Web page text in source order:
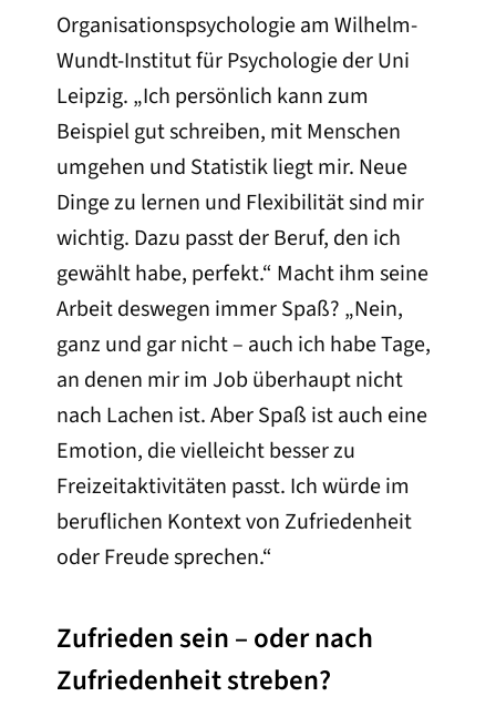
Organisationspsychologie am Wilhelm-
Wundt-Institut für Psychologie der Uni
Leipzig. „Ich persönlich kann zum
Beispiel gut schreiben, mit Menschen
umgehen und Statistik liegt mir. Neue
Dinge zu lernen und Flexibilität sind mir
wichtig. Dazu passt der Beruf, den ich
gewählt habe, perfekt.“ Macht ihm seine
Arbeit deswegen immer Spaß? „Nein,
ganz und gar nicht – auch ich habe Tage,
an denen mir im Job überhaupt nicht
nach Lachen ist. Aber Spaß ist auch eine
Emotion, die vielleicht besser zu
Freizeitaktivitäten passt. Ich würde im
beruflichen Kontext von Zufriedenheit
oder Freude sprechen.“
Zufrieden sein – oder nach
Zufriedenheit streben?